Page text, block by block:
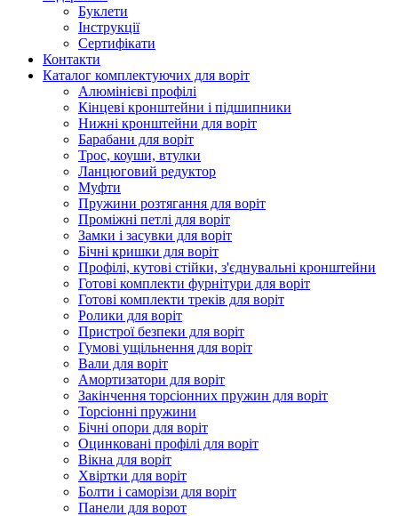
Буклети
Інструкції
Сертифікати
Контакти
Каталог комплектуючих для воріт
Алюмінієві профілі
Кінцеві кронштейни і підшипники
Нижні кронштейни для воріт
Барабани для воріт
Трос, коуши, втулки
Ланцюговий редуктор
Муфти
Пружини розтягання для воріт
Проміжні петлі для воріт
Замки і засувки для воріт
Бічні кришки для воріт
Профілі, кутові стійки, з'єднувальні кронштейни
Готові комплекти фурнітури для воріт
Готові комплекти треків для воріт
Ролики для воріт
Пристрої безпеки для воріт
Гумові ущільнення для воріт
Вали для воріт
Амортизатори для воріт
Закінчення торсіонних пружин для воріт
Торсіонні пружини
Бічні опори для воріт
Оцинковані профілі для воріт
Вікна для воріт
Хвіртки для воріт
Болти і саморізи для воріт
Панели для ворот